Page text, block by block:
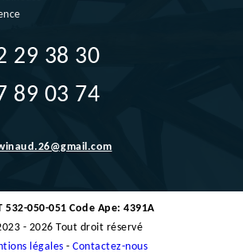
29 38 30
89 03 74
532-050-051 Code Ape: 4391A
- 2026 Tout droit réservé
légales -Contactez-nous